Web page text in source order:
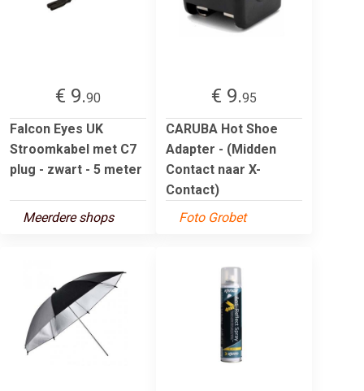
€ 9.90
Falcon Eyes UK
Stroomkabel met C7
plug - zwart - 5 meter
Meerdere shops
€ 9.95
CARUBA Hot Shoe
Adapter - (Midden
Contact naar X-
Contact)
Foto Grobet